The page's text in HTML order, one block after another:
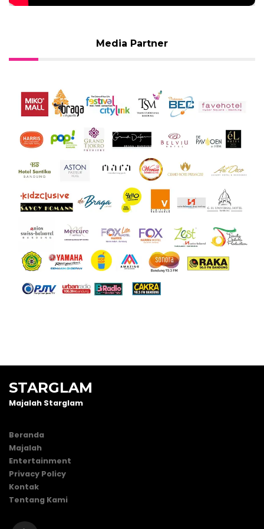
Media Partner
STARGLAM
Majalah Starglam
Beranda
Majalah
Entertainment
Privacy Policy
Kontak
Tentang Kami